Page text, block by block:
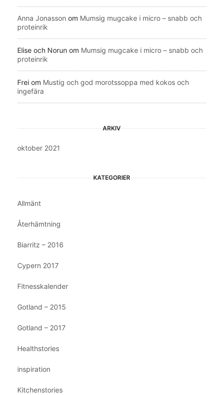
Anna Jonasson om Mumsig mugcake i micro – snabb och
proteinrik
Elise och Norun om Mumsig mugcake i micro – snabb och
proteinrik
Frei om Mustig och god morotssoppa med kokos och
ingefära
ARKIV
oktober 2021
KATEGORIER
Allmänt
Återhämtning
Biarritz – 2016
Cypern 2017
Fitnesskalender
Gotland – 2015
Gotland – 2017
Healthstories
inspiration
Kitchenstories